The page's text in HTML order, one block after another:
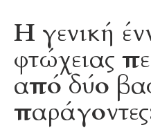
Η γενική
φτώχειας
από δύο